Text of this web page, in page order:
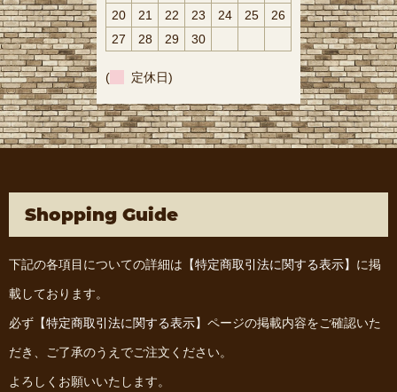
20 21 22 23 24 25
26
27
28 29 30
( 定休日)
Shopping Guide
下記の各項目についての詳細は 【特定商取引法に関する表示】 に掲
載しております。
必ず 【特定商取引法に関する表示】 ページの掲載内容をご確認いた
だき、ご了承のうえでご注文ください。
よろしくお願いいたします。